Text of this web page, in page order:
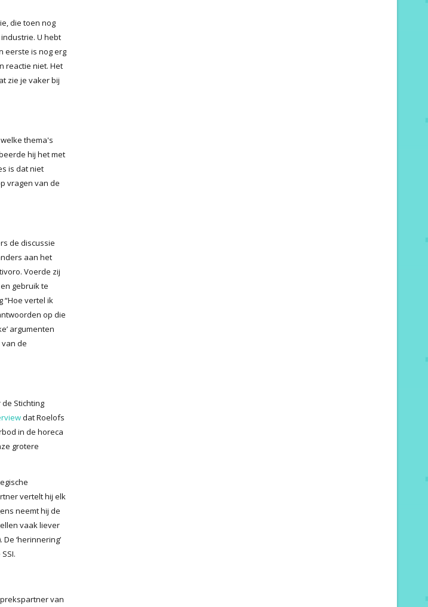
die toen nog
U hebt
eerste is nog erg
reactie niet. Het
zie je vaker bij
thema's
hij het met
is dat niet
vragen van de
de discussie
aan het
Voerde zij
gebruik te
“Hoe vertel ik
op die
argumenten
de
Stichting
dat Roelofs
in de horeca
grotere
vertelt hij elk
neemt hij de
vaak liever
‘herinnering’
van